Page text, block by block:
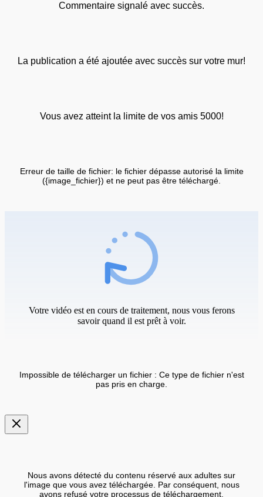
Commentaire signalé avec succès.
La publication a été ajoutée avec succès sur votre mur!
Vous avez atteint la limite de vos amis 5000!
Erreur de taille de fichier: le fichier dépasse autorisé la limite
({image_fichier}) et ne peut pas être téléchargé.
Votre vidéo est en cours de traitement, nous vous ferons
savoir quand il est prêt à voir.
Impossible de télécharger un fichier : Ce type de fichier n'est
pas pris en charge.
Nous avons détecté du contenu réservé aux adultes sur
l'image que vous avez téléchargée. Par conséquent, nous
avons refusé votre processus de téléchargement.